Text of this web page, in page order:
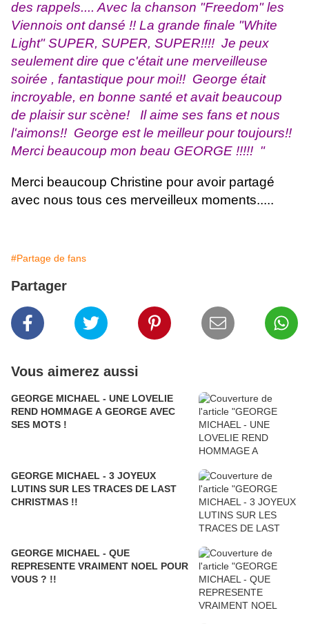
des rappels.... Avec la chanson "Freedom" les
Viennois ont dansé !! La grande finale "White
Light" SUPER, SUPER, SUPER!!!! Je peux
seulement dire que c'était une merveilleuse
soirée , fantastique pour moi!! George était
incroyable, en bonne santé et avait beaucoup
de plaisir sur scène! Il aime ses fans et nous
l'aimons!! George est le meilleur pour toujours!!
Merci beaucoup mon beau GEORGE !!!!! "
Merci beaucoup Christine pour avoir partagé
avec nous tous ces merveilleux moments.....
#Partage de fans
Partager
Vous aimerez aussi
GEORGE MICHAEL - UNE LOVELIE
REND HOMMAGE A GEORGE AVEC
SES MOTS !
GEORGE MICHAEL - 3 JOYEUX
LUTINS SUR LES TRACES DE LAST
CHRISTMAS !!
GEORGE MICHAEL - QUE
REPRESENTE VRAIMENT NOEL POUR
VOUS ? !!